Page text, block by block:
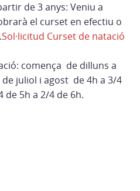
de 3 anys: Veniu a
el curset en efectiu o
Sol·licitud Curset de natació
comença de dilluns a
juliol i agost de 4h a 3/4
de 5h a 2/4 de 6h.